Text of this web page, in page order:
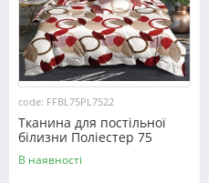
code: FFBL75PL7522
Тканина для постільної
білизни Поліестер 75
PL7522 (60м)
В наявності